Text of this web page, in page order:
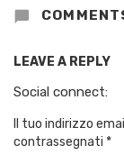
LEAVE A REPLY
Social connect:
Il tuo indirizzo
contrassegnati *